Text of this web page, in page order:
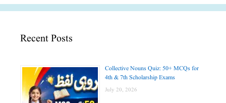
Recent Posts
Collective Nouns Quiz: 50+ MCQs for
4th & 7th Scholarship Exams
July 20, 2026